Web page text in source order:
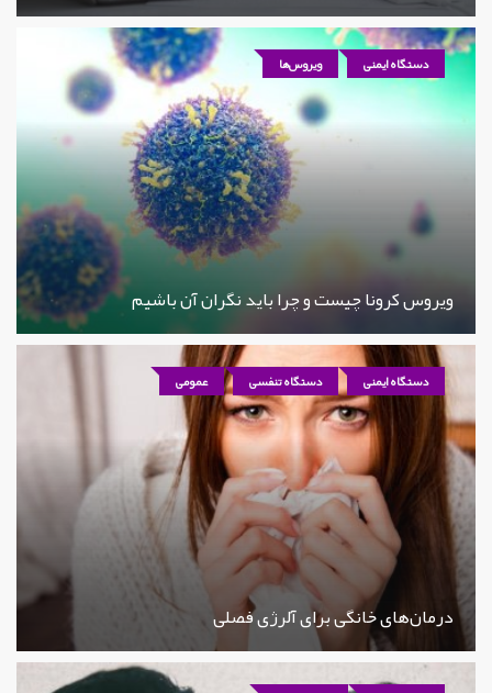
دستگاه ایمنی ویروس‌ها
ویروس کرونا چیست و چرا باید نگران آن باشیم
دستگاه ایمنی دستگاه تنفسی عمومی
درمان‌های خانگی برای آلرژی فصلی